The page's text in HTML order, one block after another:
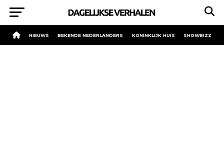
NIEUWS BEKENDE NEDERLANDERS KONINKLIJK HUIS SHOWBIZZ